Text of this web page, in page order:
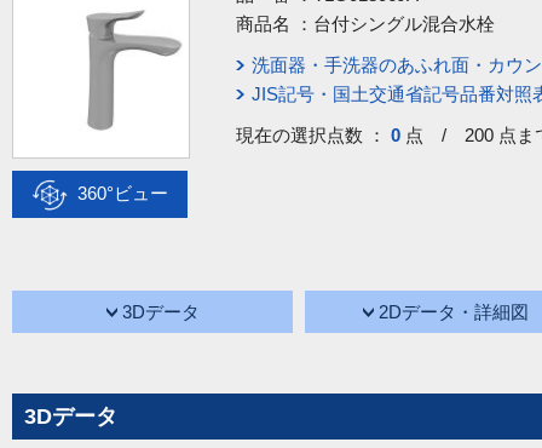
360°ビュー
商品名 ： 台付シングル混合水栓
洗面器・手洗器のあふれ面・カウ
JIS記号・国土交通省記号品番対照
現在の選択点数 ： 0 点 / 200 点ま
3Dデータ 2Dデータ・詳細図
3Dデータ